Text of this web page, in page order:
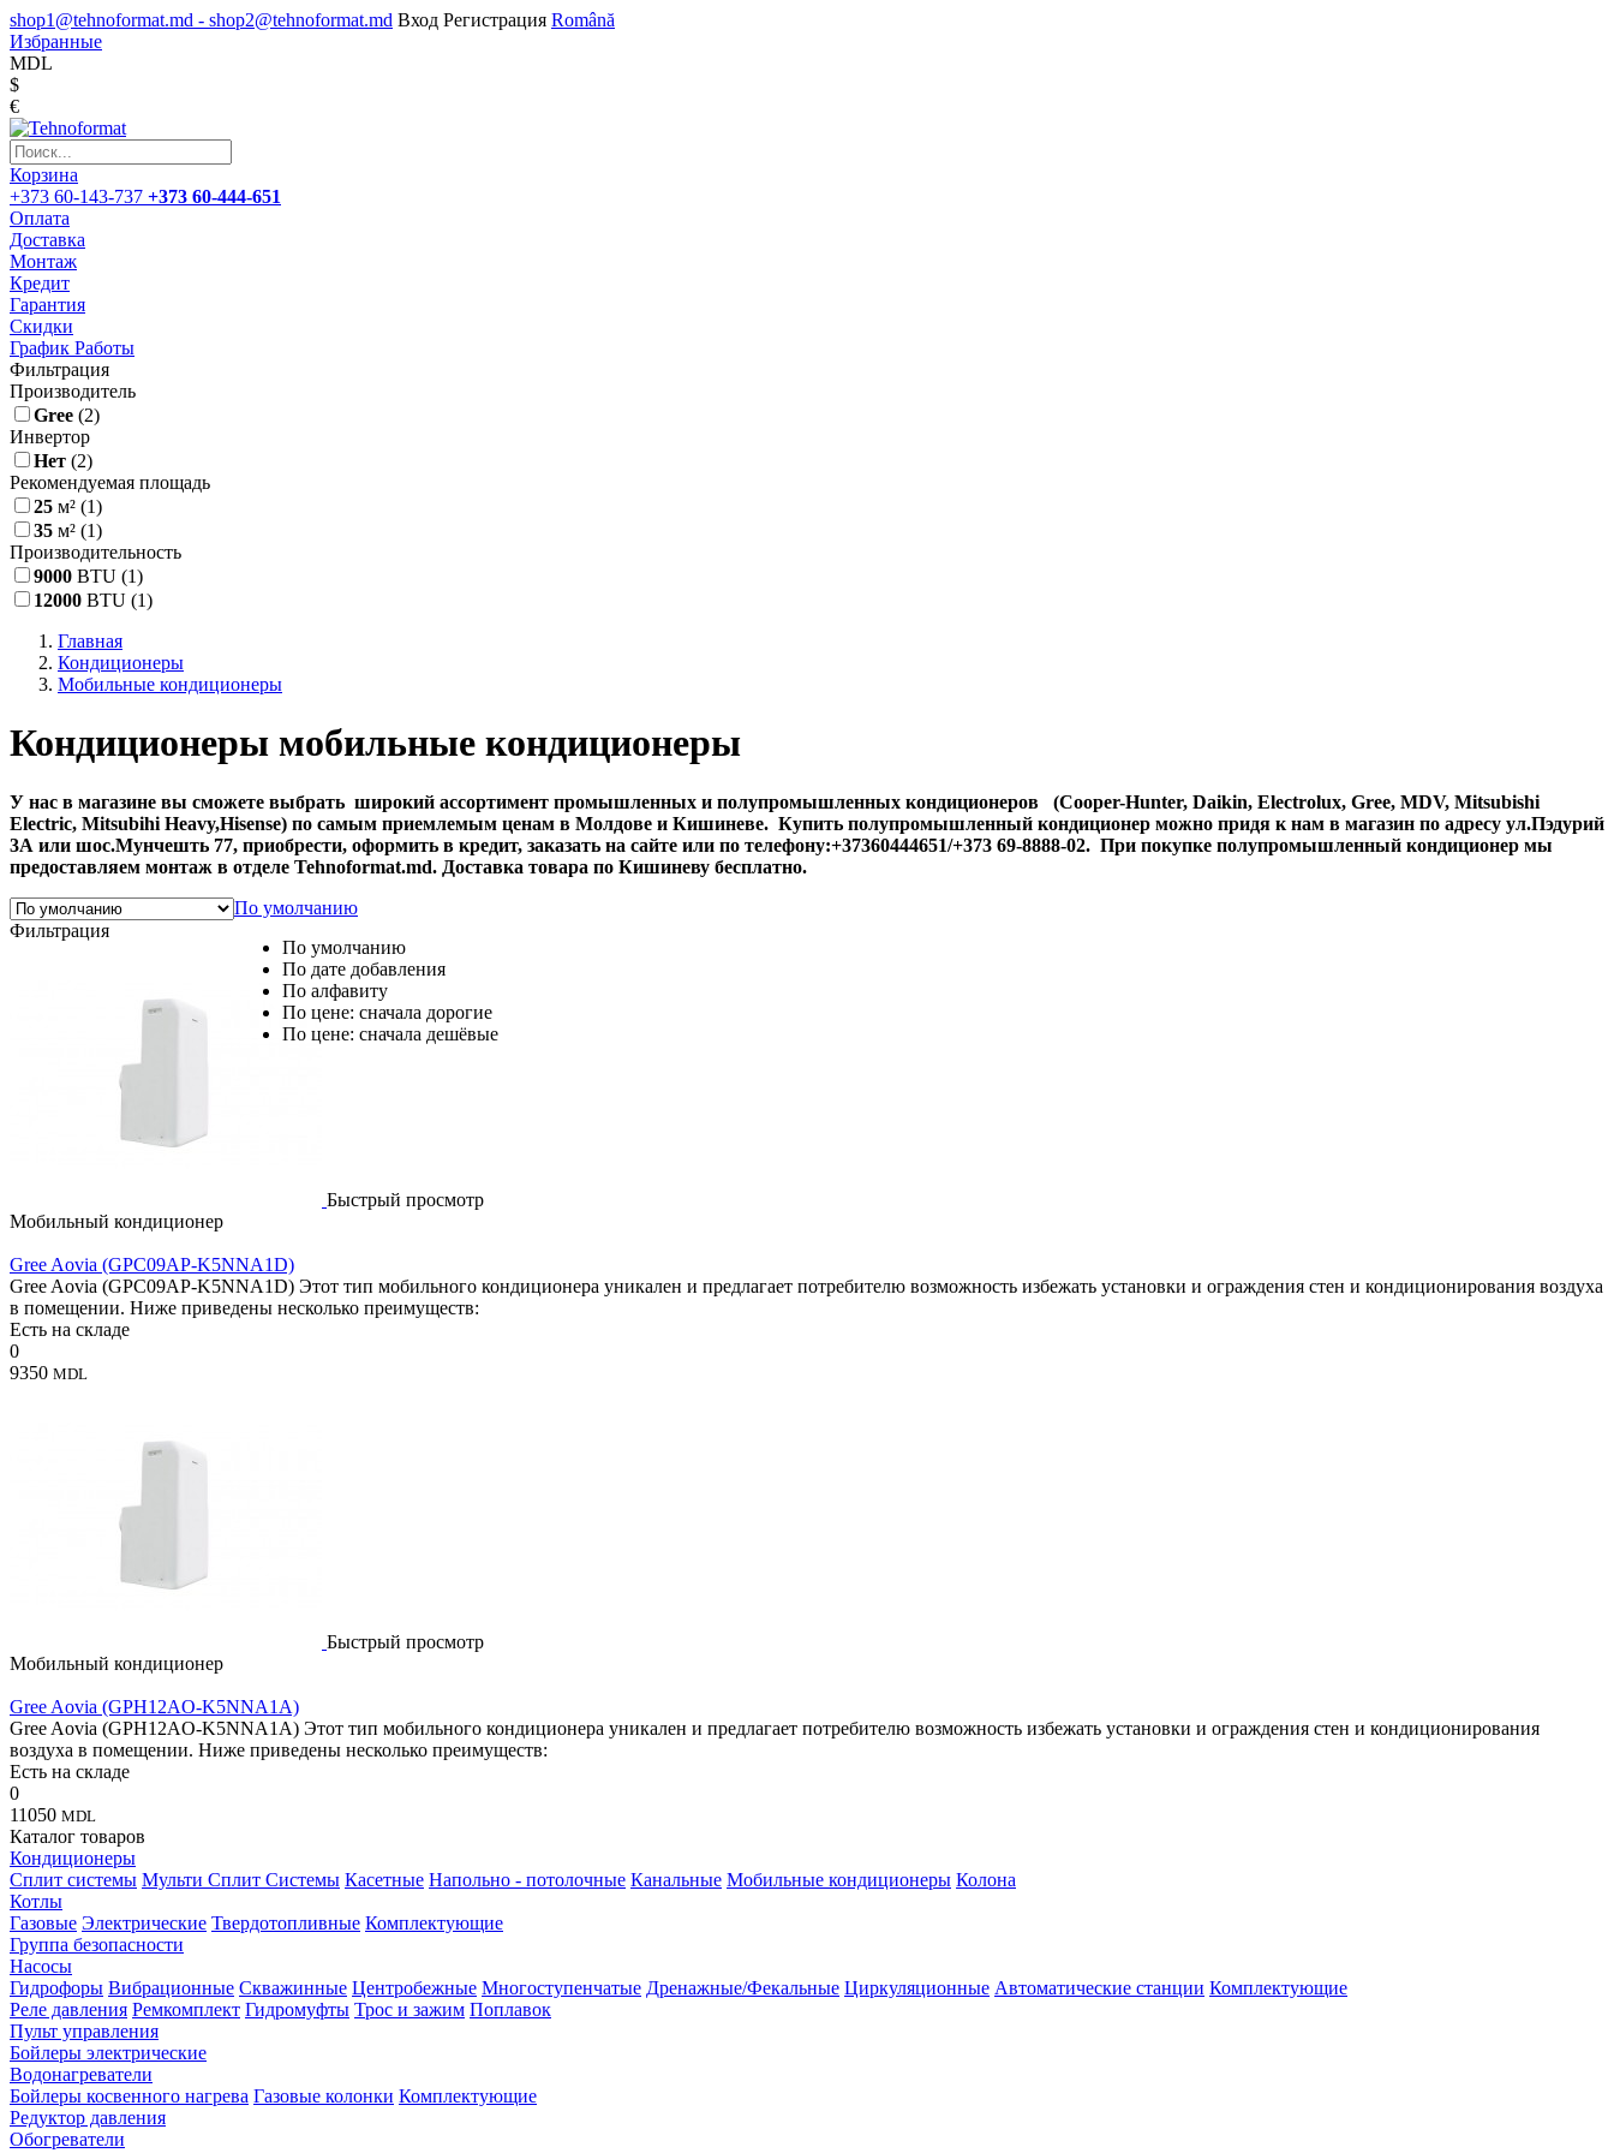
shop1@tehnoformat.md - shop2@tehnoformat.md Вход Регистрация Română
Избранные
MDL
$
€
Корзина
+373 60-143-737 +373 60-444-651
Оплата
Доставка
Монтаж
Кредит
Гарантия
Скидки
График Работы
Фильтрация
Производитель
Gree (2)
Инвертор
Нет (2)
Рекомендуемая площадь
25 м² (1)
35 м² (1)
Производительность
9000 BTU (1)
12000 BTU (1)
Главная
Кондиционеры
Мобильные кондиционеры
Кондиционеры мобильные кондиционеры
У нас в магазине вы сможете выбрать широкий ассортимент промышленных и полупромышленных кондиционеров (Cooper-Hunter, Daikin, Electrolux, Gree, MDV, Mitsubishi
Electric, Mitsubihi Heavy,Hisense) по самым приемлемым ценам в Молдове и Кишиневе. Купить полупромышленный кондиционер можно придя к нам в магазин по адресу ул.Пэдурий
3А или шос.Мунчешть 77, приобрести, оформить в кредит, заказать на сайте или по телефону:+37360444651/+373 69-8888-02. При покупке полупромышленный кондиционер мы
предоставляем монтаж в отделе Tehnoformat.md. Доставка товара по Кишиневу бесплатно.
По умолчанию
Фильтрация
Быстрый просмотр
Мобильный кондиционер
Gree Aovia (GPC09AP-K5NNA1D)
Gree Aovia (GPC09AP-K5NNA1D) Этот тип мобильного кондиционера уникален и предлагает потребителю возможность избежать установки и ограждения стен и кондиционирования воздуха
в помещении. Ниже приведены несколько преимуществ:
Есть на складе
0
9350 MDL
Быстрый просмотр
Мобильный кондиционер
Gree Aovia (GPH12AO-K5NNA1A)
Gree Aovia (GPH12AO-K5NNA1A) Этот тип мобильного кондиционера уникален и предлагает потребителю возможность избежать установки и ограждения стен и кондиционирования
воздуха в помещении. Ниже приведены несколько преимуществ:
Есть на складе
0
11050 MDL
Каталог товаров
Кондиционеры
Сплит системы Мульти Сплит Системы Касетные Напольно - потолочные Канальные Мобильные кондиционеры Колона
Котлы
Газовые Электрические Твердотопливные Комплектующие
Группа безопасности
Насосы
Гидрофоры Вибрационные Скважинные Центробежные Многоступенчатые Дренажные/Фекальные Циркуляционные Автоматические станции Комплектующие
Реле давления Ремкомплект Гидромуфты Трос и зажим Поплавок
Пульт управления
Бойлеры электрические
Водонагреватели
Бойлеры косвенного нагрева Газовые колонки Комплектующие
Редуктор давления
Обогреватели
По умолчанию
По дате добавления
По алфавиту
По цене: сначала дорогие
По цене: сначала дешёвые